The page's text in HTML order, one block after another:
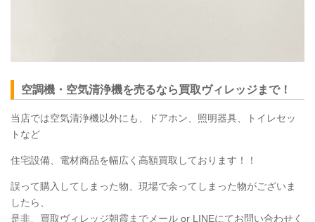
空調機・空気清浄機を売るなら買取ヴィレッジまで！
当店では空気清浄機以外にも、ドアホン、照明器具、トイレセッ
トなど
住宅設備、電材商品を幅広く高額買取しております！！
誤って購入してしまった物、現場で余ってしまった物がございま
したら、
是非、買取ヴィレッジ朝霞までメール or LINEにてお問い合わせく